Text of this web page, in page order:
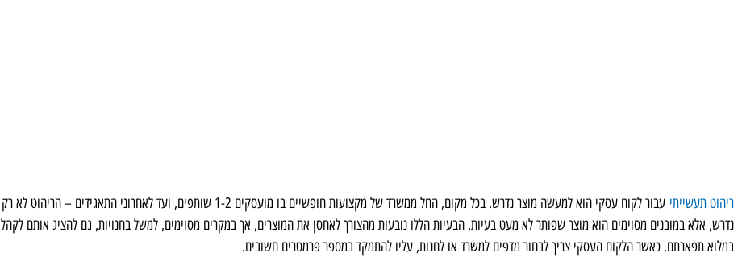
ריהוט תעשייתי
עבור לקוח עסקי הוא למעשה מוצר נדרש. בכל מקום, החל ממשרד של מקצועות חופשיים בו מועסקים 1-2 שותפים, ועד לאחרוני התאגידים – הריהוט לא רק
נדרש, אלא במובנים מסוימים הוא מוצר שפותר לא מעט בעיות. הבעיות הללו נובעות מהצורך לאחסן את המוצרים, אך במקרים מסוימים, למשל בחנויות, גם להציג אותם לקהל
במלוא תפארתם. כאשר הלקוח העסקי צריך לבחור מדפים למשרד או לחנות, עליו להתמקד במספר פרמטרים חשובים.